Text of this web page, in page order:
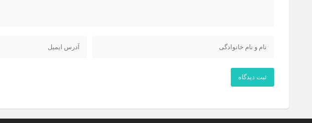
ثبت دیدگاه